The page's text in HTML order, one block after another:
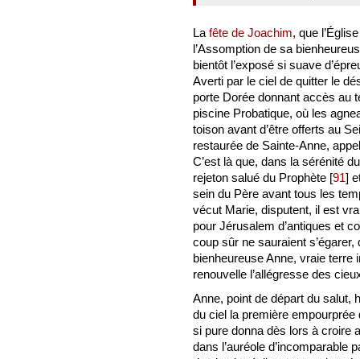
La fête de Joachim, que
l’Assomption de sa
bientôt l’exposé si suave
Averti par le ciel de quitter le
porte Dorée donnant accès au
piscine Probatique, où les
toison avant d’être offerts au
restaurée de Sainte-Anne,
C’est là que, dans la sérénité
rejeton salué du Prophète [91]
sein du Père avant tous les
vécut Marie, disputent, il est
pour Jérusalem d’antiques et
coup sûr ne sauraient
bienheureuse Anne, vraie
renouvelle l’allégresse des
Anne, point de départ du salut,
du ciel la première empourprée
si pure donna dès lors à croire
dans l’auréole d’incomparable